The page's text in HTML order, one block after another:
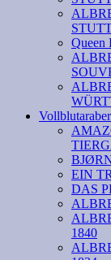
Queen
EIN
DAS
1840